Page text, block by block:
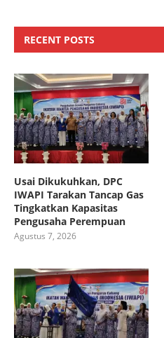
RECENT POSTS
Usai Dikukuhkan, DPC
IWAPI Tarakan Tancap Gas
Tingkatkan Kapasitas
Pengusaha Perempuan
Agustus 7, 2026